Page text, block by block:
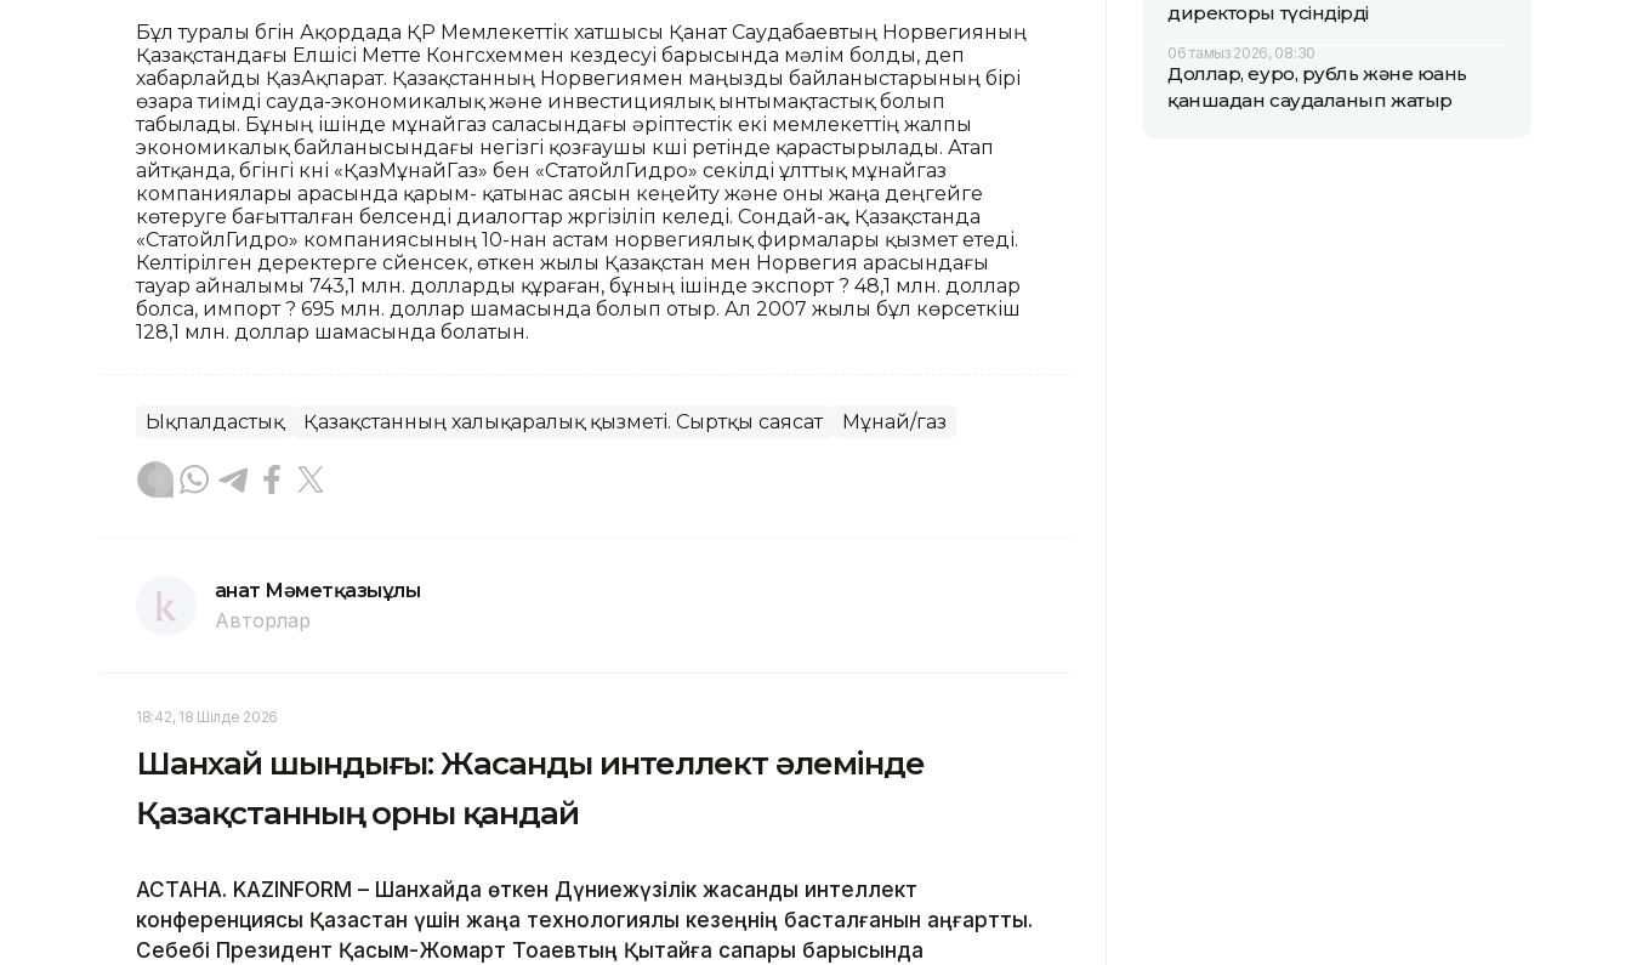
Бұл туралы бүгін Ақордада ҚР Мемлекеттік хатшысы Қанат Саудабаевтың Норвегияның
Қазақстандағы Елшісі Метте Конгсхеммен кездесуі барысында мәлім болды, деп
хабарлайды ҚазАқпарат. Қазақстанның Норвегиямен маңызды байланыстарының бірі
өзара тиімді сауда-экономикалық және инвестициялық ынтымақтастық болып
табылады. Бұның ішінде мұнайгаз саласындағы әріптестік екі мемлекеттің жалпы
экономикалық байланысындағы негізгі қозғаушы күші ретінде қарастырылады. Атап
айтқанда, бүгінгі күні «ҚазМұнайГаз» бен «СтатойлГидро» секілді ұлттық мұнайгаз
компаниялары арасында қарым- қатынас аясын кеңейту және оны жаңа деңгейге
көтеруге бағытталған белсенді диалогтар жүргізіліп келеді. Сондай-ақ, Қазақстанда
«СтатойлГидро» компаниясының 10-нан астам норвегиялық фирмалары қызмет етеді.
Келтірілген деректерге сүйенсек, өткен жылы Қазақстан мен Норвегия арасындағы
тауар айналымы 743,1 млн. долларды құраған, бұның ішінде экспорт ? 48,1 млн. доллар
болса, импорт ? 695 млн. доллар шамасында болып отыр. Ал 2007 жылы бұл көрсеткіш
128,1 млн. доллар шамасында болатын.
Ықпалдастық Қазақстанның халықаралық қызметі. Сыртқы саясат Мұнай/газ
Қанат Мәметқазыұлы
Авторлар
18:42, 18 Шілде 2026
Шанхай шындығы: Жасанды интеллект әлемінде
Қазақстанның орны қандай
АСТАНА. KAZINFORM – Шанхайда өткен Дүниежүзілік жасанды интеллект
конференциясы Қазақстан үшін жаңа технологиялық кезеңнің басталғанын аңғартты.
Себебі Президент Қасым-Жомарт Тоқаевтың Қытайға сапары барысында
директоры түсіндірді
06 тамыз 2026, 08:30
Доллар, еуро, рубль және юань
қаншадан саудаланып жатыр